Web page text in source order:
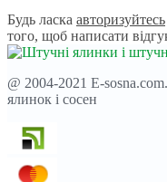
Будь ласка авторизуйтесь
того, щоб написати
@ 2004-2021 E-
ялинок і сосен